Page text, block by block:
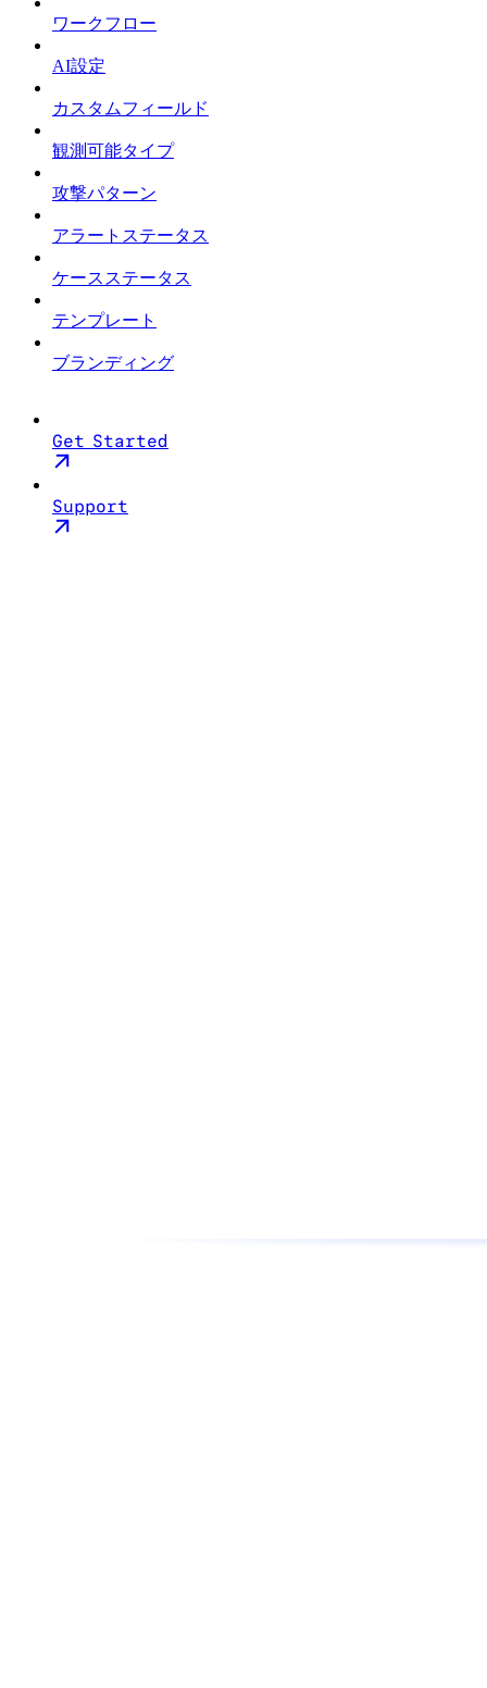
ワークフロー
AI設定
カスタムフィールド
観測可能タイプ
攻撃パターン
アラートステータス
ケースステータス
テンプレート
ブランディング
Get Started
Support